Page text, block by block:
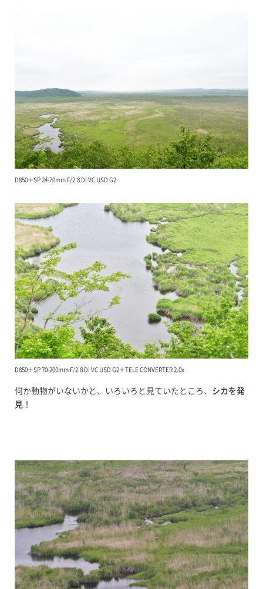
D850＋SP 24-70mm F/2.8 Di VC USD G2
D850＋SP 70-200mm F/2.8 Di VC USD G2＋TELE CONVERTER 2.0x
何か動物がいないかと、いろいろと見ていたところ、 シカを発
見 ！